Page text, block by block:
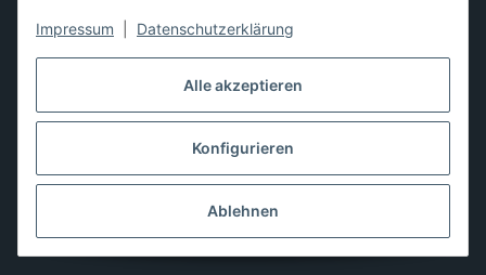
Vertrag widerrufen
* Alle Preise inkl. gesetzlicher USt., zzgl.Versand
** Differenzbesteuerung gemäß § 25a UStG,
Alle akzeptieren
Konfigurieren
Ablehnen
Impressum Datenschutzerklärung